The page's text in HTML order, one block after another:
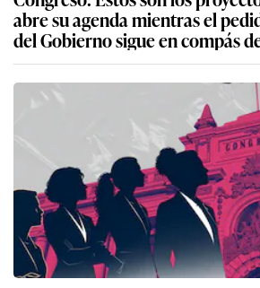
abre su agenda mientras el
del Gobierno sigue en compás